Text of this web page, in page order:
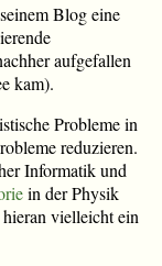
Blog eine
aufgefallen
kam).
Probleme in
reduzieren.
Informatik und
in der Physik
vielleicht ein